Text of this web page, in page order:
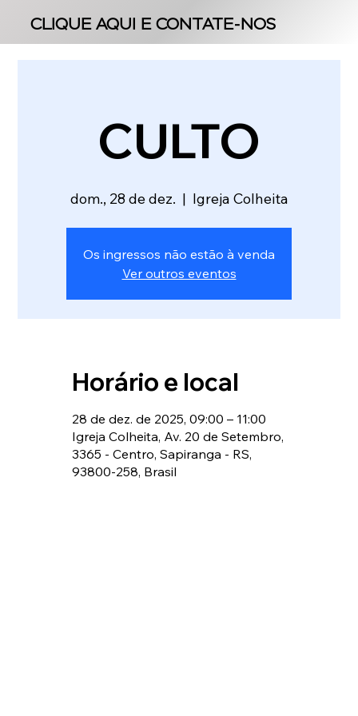
CLIQUE AQUI E CONTATE-NOS
CLIQUE AQUI E CONTATE-NOS
CULTO
dom., 28 de dez.
  |
Igreja Colheita
Os ingressos não estão à venda
Ver outros eventos
Horário e local
28 de dez. de 2025, 09:00 – 11:00
Igreja Colheita, Av. 20 de Setembro,
3365 - Centro, Sapiranga - RS,
93800-258, Brasil